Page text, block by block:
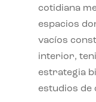
cotidiana
espacios
vacíos
interior,
estrategia
estudios